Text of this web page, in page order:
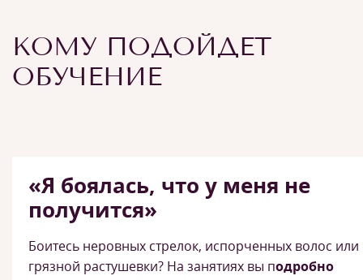
КОМУ ПОДОЙДЕТ
ОБУЧЕНИЕ
«Я боялась, что у меня не
получится»
Боитесь неровных стрелок, испорченных волос или
грязной растушевки? На занятиях вы подробно